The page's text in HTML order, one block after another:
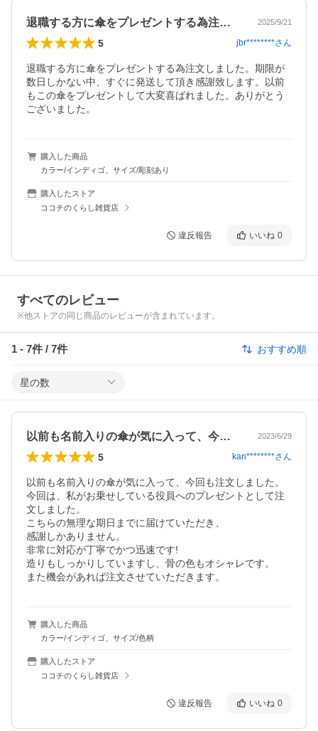
退職する方に傘をプレゼントする為注文し… 2025/9/21
5 jbr********さん
退職する方に傘をプレゼントする為注文しました。期限が
数日しかない中、すぐに発送して頂き感謝致します。以前
もこの傘をプレゼントして大変喜ばれました。ありがとう
ございました。
購入した商品
カラー/インディゴ、サイズ/彫刻あり
購入したストア
ココチのくらし雑貨店
違反報告 いいね 0
すべてのレビュー
※他ストアの同じ商品のレビューが含まれています。
1 - 7件 / 7件 おすすめ順
星の数
以前も名前入りの傘が気に入って、今回も… 2023/6/29
5 kan********さん
以前も名前入りの傘が気に入って、今回も注文しました。
今回は、私がお乗せしている役員へのプレゼントとして注
文しました。
こちらの無理な期日までに届けていただき、
感謝しかありません。
非常に対応が丁寧でかつ迅速です!
造りもしっかりしていますし、骨の色もオシャレです。
また機会があれば注文させていただきます。
購入した商品
カラー/インディゴ、サイズ/色柄
購入したストア
ココチのくらし雑貨店
違反報告 いいね 0